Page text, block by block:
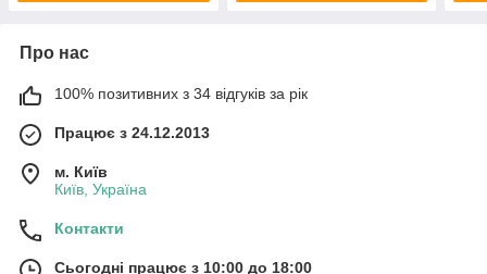
Про нас
100% позитивних з 34 відгуків за рік
Працює з 24.12.2013
м. Київ
Київ, Україна
Контакти
Сьогодні працює з 10:00 до 18:00